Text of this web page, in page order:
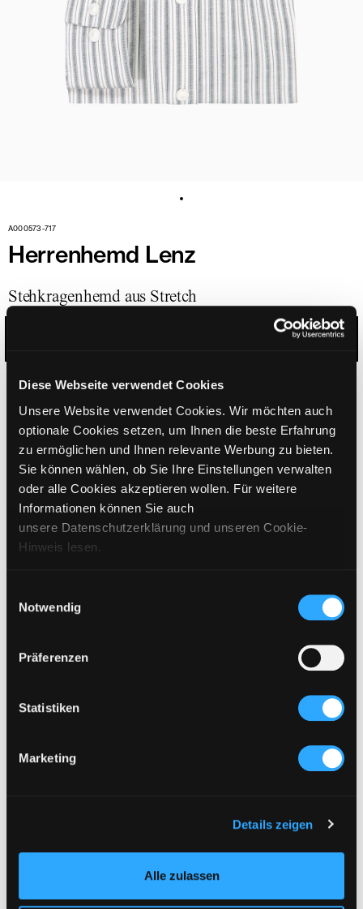
Diese Webseite verwendet Cookies
Unsere Website verwendet Cookies. Wir möchten auch
optionale Cookies setzen, um Ihnen die beste Erfahrung
zu ermöglichen und Ihnen relevante Werbung zu bieten.
Sie können wählen, ob Sie Ihre Einstellungen verwalten
oder alle Cookies akzeptieren wollen. Für weitere
Informationen können Sie auch
unsere Datenschutzerklärung und unseren Cookie-
Hinweis lesen.
Notwendig
Präferenzen
Statistiken
Marketing
Details zeigen
Alle zulassen
A000573-717
Herrenhemd Lenz
Stehkragenhemd aus Stretch
GRÖSSE WÄHLEN
99,95 inkl. MwSt. / exkl. Versand
BITTE WÄHLEN SIE EINE GRÖSSE AUS
IN DEN WARENKORB
GRÖSSENANGABEN
PFLEGEHINWEISE